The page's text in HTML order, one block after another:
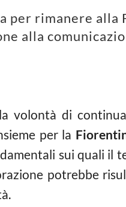
per rimanere
alla
volontà di
per la
sui quali il
potrebbe